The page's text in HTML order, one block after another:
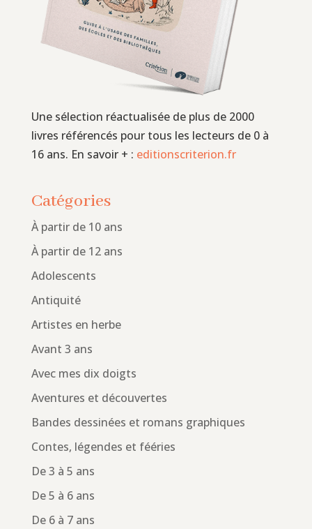
Une sélection réactualisée de plus de 2000
livres référencés pour tous les lecteurs de 0 à
16 ans. En savoir + : editionscriterion.fr
Catégories
À partir de 10 ans
À partir de 12 ans
Adolescents
Antiquité
Artistes en herbe
Avant 3 ans
Avec mes dix doigts
Aventures et découvertes
Bandes dessinées et romans graphiques
Contes, légendes et fééries
De 3 à 5 ans
De 5 à 6 ans
De 6 à 7 ans